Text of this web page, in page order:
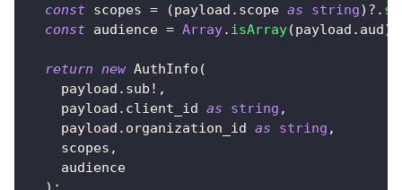
const scopes = (payload . scope as string) ?.
const audience = Array. isArray(payload . aud)
return new AuthInfo (
    payload
. sub ! ,
    payload
. client_id as string ,
    payload
. organization_id as string ,
    scopes
,
    audience